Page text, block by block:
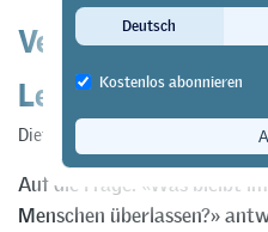
Verändert sich
Lernen?
Dieter Euler
Auf die Frage: «Was bleibt
Menschen überlassen?»
Deutsch
Kostenlos abonnieren